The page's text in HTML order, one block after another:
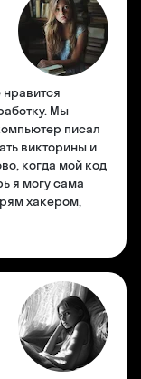
Мы
писал
викторины и
когда мой код
я могу сама
хакером,